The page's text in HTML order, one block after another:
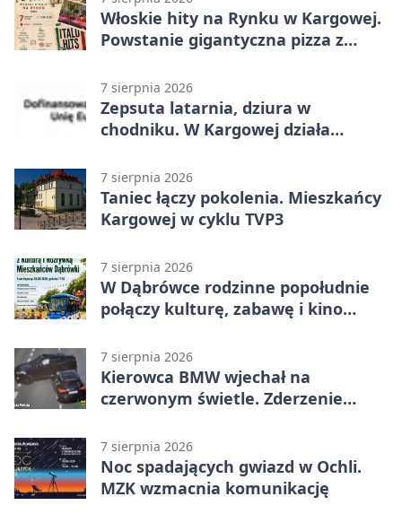
Włoskie hity na Rynku w Kargowej.
Powstanie gigantyczna pizza z
7 sierpnia 2026
Zepsuta latarnia, dziura w
chodniku. W Kargowej działa
7 sierpnia 2026
Taniec łączy pokolenia. Mieszkańcy
Kargowej w cyklu TVP3
7 sierpnia 2026
W Dąbrówce rodzinne popołudnie
połączy kulturę, zabawę i kino
7 sierpnia 2026
Kierowca BMW wjechał na
czerwonym świetle. Zderzenie
7 sierpnia 2026
Noc spadających gwiazd w Ochli.
MZK wzmacnia komunikację